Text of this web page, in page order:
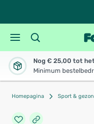
Nog € 25,00 tot
Minimum
Homepagina Sport &